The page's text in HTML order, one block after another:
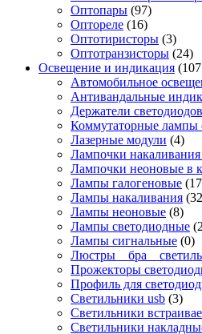
Оптопары (97)
Оптореле (16)
Оптотиристоры (3)
Оптотранзисторы (24)
Освещение и индикация
Автомобильное
Антивандальные
Держатели светодиодов
Коммутаторные лампы
Лазерные модули (4)
Лампочки накаливания
Лампочки неоновые в
Лампы галогеновые
Лампы накаливания
Лампы неоновые (8)
Лампы светодиодные
Лампы сигнальные (0)
Люстры _ бра _
Прожекторы
Профиль для
Светильники usb (3)
Светильники
Светильники